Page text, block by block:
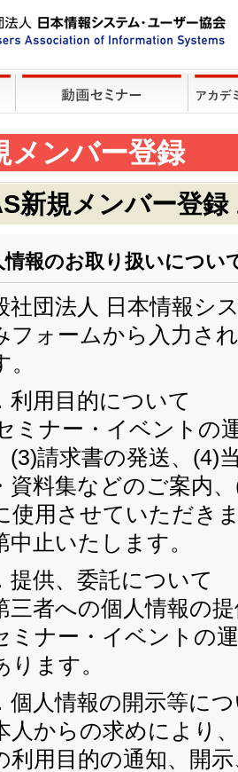
メンバー登録
新規メンバー登
情報のお取り扱いについ
社団法人 日本情報シ
フォームから入力さ
。
利用目的について
ミナー・イベントの
(3)請求書の発送、(4)
資料集などのご案内
使用させていただき
中止いたします。
提供、委託について
三者への個人情報の
ミナー・イベントの
ります。
個人情報の開示等に
人からの求めにより
利用目的の通知、開